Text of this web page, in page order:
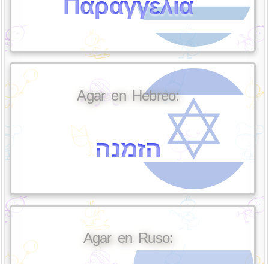
Παραγγελία
Agar en Hebreo:
הזמנה
Agar en Ruso: